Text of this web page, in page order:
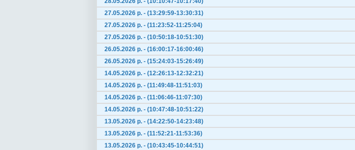
27.05.2026 р. - (13:29:59-13:30:31)
27.05.2026 р. - (11:23:52-11:25:04)
27.05.2026 р. - (10:50:18-10:51:30)
26.05.2026 р. - (16:00:17-16:00:46)
26.05.2026 р. - (15:24:03-15:26:49)
14.05.2026 р. - (12:26:13-12:32:21)
14.05.2026 р. - (11:49:48-11:51:03)
14.05.2026 р. - (11:06:46-11:07:30)
14.05.2026 р. - (10:47:48-10:51:22)
13.05.2026 р. - (14:22:50-14:23:48)
13.05.2026 р. - (11:52:21-11:53:36)
13.05.2026 р. - (10:43:45-10:44:51)